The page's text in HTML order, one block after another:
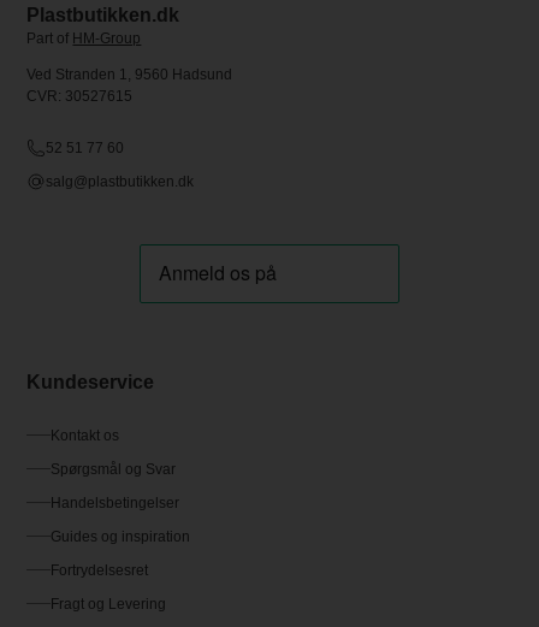
Plastbutikken.dk
Part of HM-Group
Ved Stranden 1, 9560 Hadsund
CVR: 30527615
52 51 77 60
salg@plastbutikken.dk
Kundeservice
Kontakt os
Spørgsmål og Svar
Handelsbetingelser
Guides og inspiration
Fortrydelsesret
Fragt og Levering